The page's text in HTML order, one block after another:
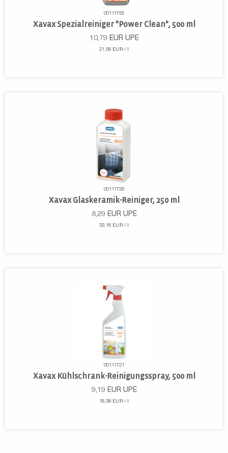
00111755
Xavax Spezialreiniger "Power Clean", 500 ml
10,79 EUR UPE
21,58 EUR / l
00111726
Xavax Glaskeramik-Reiniger, 250 ml
8,29 EUR UPE
33,16 EUR / l
00111721
Xavax Kühlschrank-Reinigungsspray, 500 ml
9,19 EUR UPE
18,38 EUR / l